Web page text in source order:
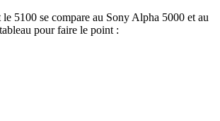
5100 se compare au Sony Alpha 5000 et au
pour faire le point :